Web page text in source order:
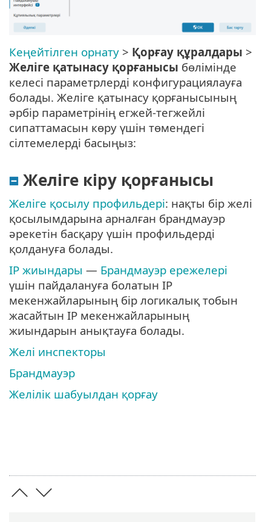
Кеңейтілген орнату > Қорғау құралдары >
Желіге қатынасу қорғанысы бөлімінде
келесі параметрлерді конфигурациялауға
болады. Желіге қатынасу қорғанысының
әрбір параметрінің егжей-тегжейлі
сипаттамасын көру үшін төмендегі
сілтемелерді басыңыз:
Желіге кіру қорғанысы
Желіге қосылу профильдері: нақты бір желі
қосылымдарына арналған брандмауэр
әрекетін басқару үшін профильдерді
қолдануға болады.
IP жиындары — Брандмауэр ережелері
үшін пайдалануға болатын IP
мекенжайларының бір логикалық тобын
жасайтын IP мекенжайларының
жиындарын анықтауға болады.
Желі инспекторы
Брандмауэр
Желілік шабуылдан қорғау